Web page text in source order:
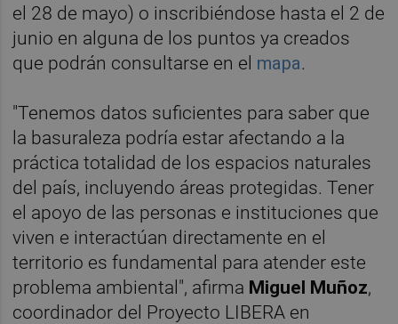
el 28 de mayo) o inscribiéndose hasta el 2 de
junio en alguna de los puntos ya creados
que podrán consultarse en el mapa.
"Tenemos datos suficientes para saber que
la basuraleza podría estar afectando a la
práctica totalidad de los espacios naturales
del país, incluyendo áreas protegidas. Tener
el apoyo de las personas e instituciones que
viven e interactúan directamente en el
territorio es fundamental para atender este
problema ambiental", afirma Miguel Muñoz,
coordinador del Proyecto LIBERA en